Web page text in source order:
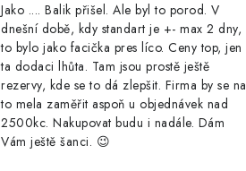
Jako .... Balik přišel. Ale byl to porod. V
dnešní době, kdy standart je +- max 2 dny,
to bylo jako facička pres líco. Ceny top, jen
ta dodaci lhůta. Tam jsou prostě ještě
rezervy, kde se to dá zlepšit. Firma by se na
to mela zaměřit aspoň u objednávek nad
2500kc. Nakupovat budu i nadále. Dám
Vám ještě šanci. 😉